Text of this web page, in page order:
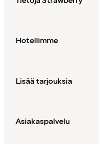
Hotellimme
Lisää tarjouksia
Asiakaspalvelu